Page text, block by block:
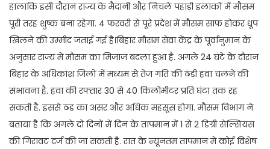
हालांकि इसी दौरान राज्य के मैदानी और निचले पहाड़ी इलाकों में मौसम
पूरी तरह शुष्क बना रहेगा. 4 फरवरी से पूरे प्रदेश में मौसम साफ होकर धूप
खिलने की उम्मीद जताई गई है।बिहार मौसम सेवा केंद्र के पूर्वानुमान के
अनुसार राज्य में मौसम का मिजाज बदला हुआ है. अगले 24 घंटे के दौरान
बिहार के अधिकांश जिलों में मध्यम से तेज गति की ठंडी हवा चलने की
संभावना है. हवा की रफ्तार 30 से 40 किलोमीटर प्रति घंटा तक रह
सकती है. इससे ठंड का असर और अधिक महसूस होगा. मौसम विभाग ने
बताया है कि अगले दो दिनों में दिन के तापमान में 1 से 2 डिग्री सेल्सियस
की गिरावट दर्ज की जा सकती है. रात के न्यूनतम तापमान में कोई विशेष